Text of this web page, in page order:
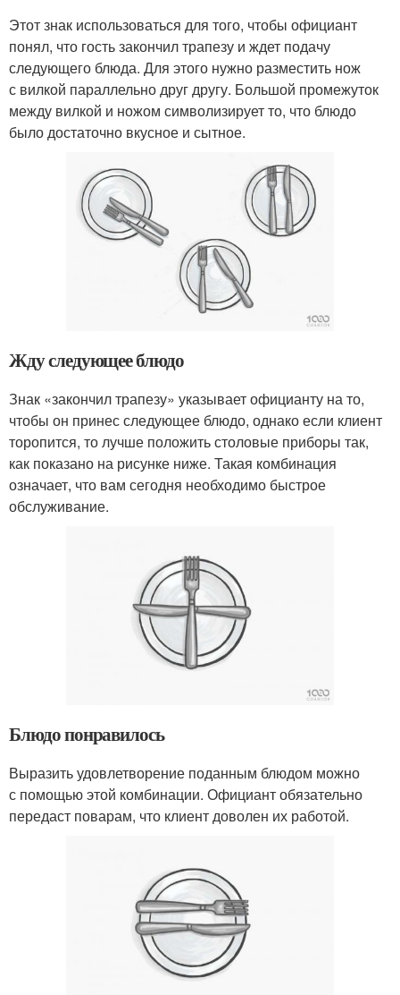
Этот знак использоваться для того, чтобы официант
понял, что гость закончил трапезу и ждет подачу
следующего блюда. Для этого нужно разместить нож
с вилкой параллельно друг другу. Большой промежуток
между вилкой и ножом символизирует то, что блюдо
было достаточно вкусное и сытное.
Жду следующее блюдо
Знак «закончил трапезу» указывает официанту на то,
чтобы он принес следующее блюдо, однако если клиент
торопится, то лучше положить столовые приборы так,
как показано на рисунке ниже. Такая комбинация
означает, что вам сегодня необходимо быстрое
обслуживание.
Блюдо понравилось
Выразить удовлетворение поданным блюдом можно
с помощью этой комбинации. Официант обязательно
передаст поварам, что клиент доволен их работой.